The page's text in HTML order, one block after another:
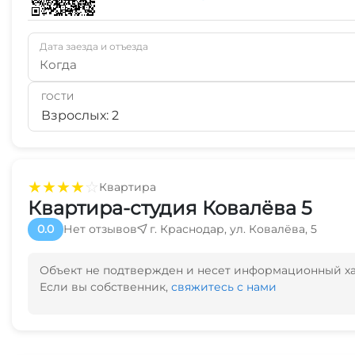
★★★★☆Квартира
Квартира-студия Ковалёва 5
0.0 Нет отзывов г. Краснодар, ул. Ковалёва, 5
Объект не подтвержден и несет информационный
Если вы собственник, свяжитесь с нами
Дата заезда и отъезда
Когда
ГОСТИ
Взрослых: 2